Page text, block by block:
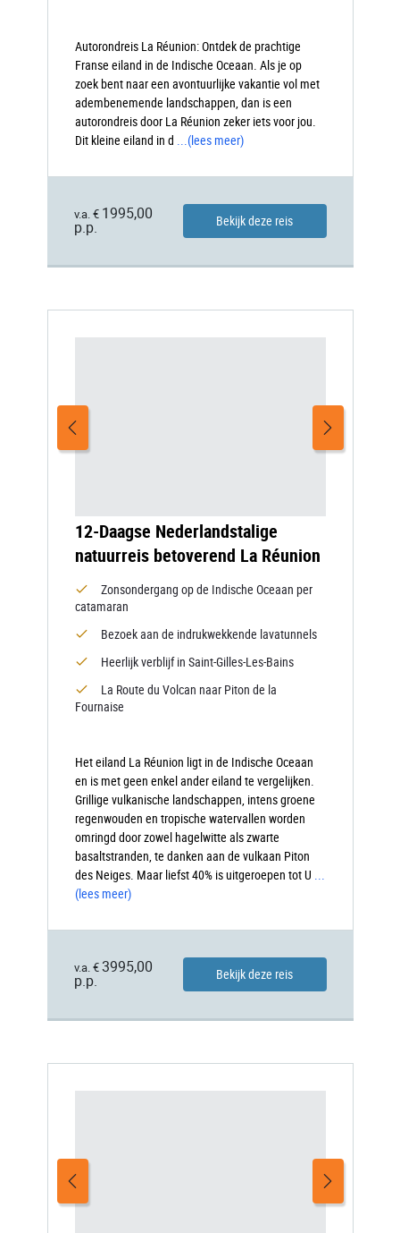
Autorondreis La Réunion: Ontdek de prachtige
Franse eiland in de Indische Oceaan. Als je op
zoek bent naar een avontuurlijke vakantie vol met
adembenemende landschappen, dan is een
autorondreis door La Réunion zeker iets voor jou.
Dit kleine eiland in d ...(lees meer)
v.a. € 1995,00
p.p.
Bekijk deze reis
12-Daagse Nederlandstalige
natuurreis betoverend La Réunion
Zonsondergang op de Indische Oceaan per
catamaran
Bezoek aan de indrukwekkende lavatunnels
Heerlijk verblijf in Saint-Gilles-Les-Bains
La Route du Volcan naar Piton de la
Fournaise
Het eiland La Réunion ligt in de Indische Oceaan
en is met geen enkel ander eiland te vergelijken.
Grillige vulkanische landschappen, intens groene
regenwouden en tropische watervallen worden
omringd door zowel hagelwitte als zwarte
basaltstranden, te danken aan de vulkaan Piton
des Neiges. Maar liefst 40% is uitgeroepen tot U ...
(lees meer)
v.a. € 3995,00
p.p.
Bekijk deze reis